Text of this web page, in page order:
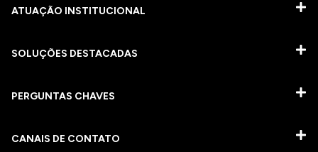
ATUAÇÃO INSTITUCIONAL
SOLUÇÕES DESTACADAS
PERGUNTAS CHAVES​
CANAIS DE CONTATO